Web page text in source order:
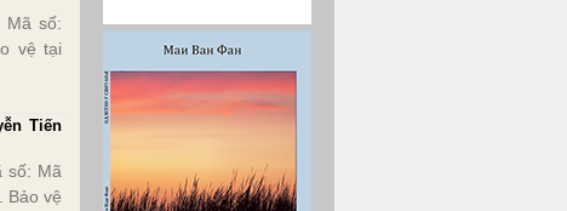
Mã số:
vệ tại
Tiến
số: Mã
Bảo vệ